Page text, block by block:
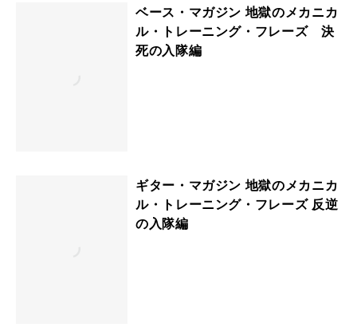
ベース・マガジン 地獄のメカニカ
ル・トレーニング・フレーズ 決
死の入隊編
ギター・マガジン 地獄のメカニカ
ル・トレーニング・フレーズ 反逆
の入隊編